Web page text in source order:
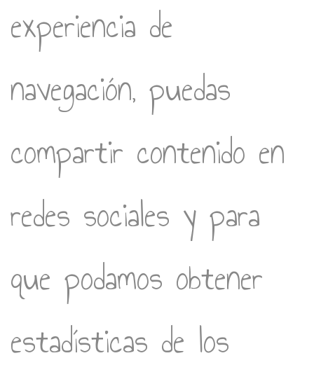
experiencia de
navegación, puedas
compartir contenido en
redes sociales y para
que podamos obtener
estadísticas de los